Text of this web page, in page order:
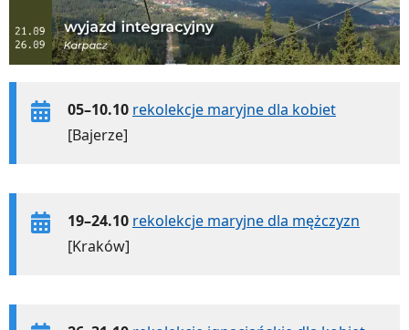
05–10.10 rekolekcje maryjne dla kobiet
[Bajerze]
19–24.10 rekolekcje maryjne dla mężczyzn
[Kraków]